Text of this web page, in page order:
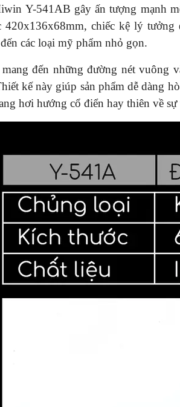
Y-541AB gây ấn tượng mạnh
420x136x68mm, chiếc kệ lý tưởng
các loại mỹ phẩm nhỏ gọn.
mang đến những đường nét vuông
kế này giúp sản phẩm dễ dàng
hơi hướng cổ điển hay thiên về